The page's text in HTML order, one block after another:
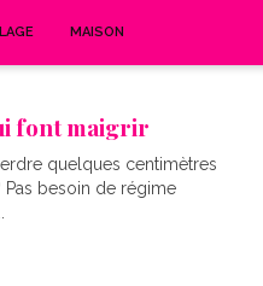
MAISON
font maigrir
quelques centimètres
besoin de régime